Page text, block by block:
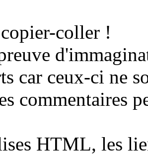
coller !
car ceux-ci ne
commentaires
HTML, les